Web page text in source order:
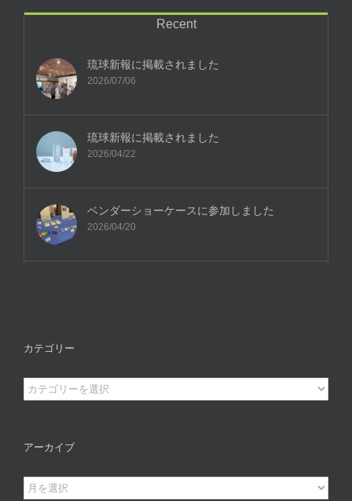
Recent
琉球新報に掲載されました
2026/07/06
琉球新報に掲載されました
2026/04/22
ベンダーショーケースに参加しました
2026/04/20
カテゴリー
カ
テ
ー
アーカイブ
ア